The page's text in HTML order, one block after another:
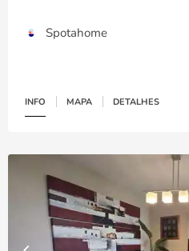
Spotahome
INFO MAPA DETALHES